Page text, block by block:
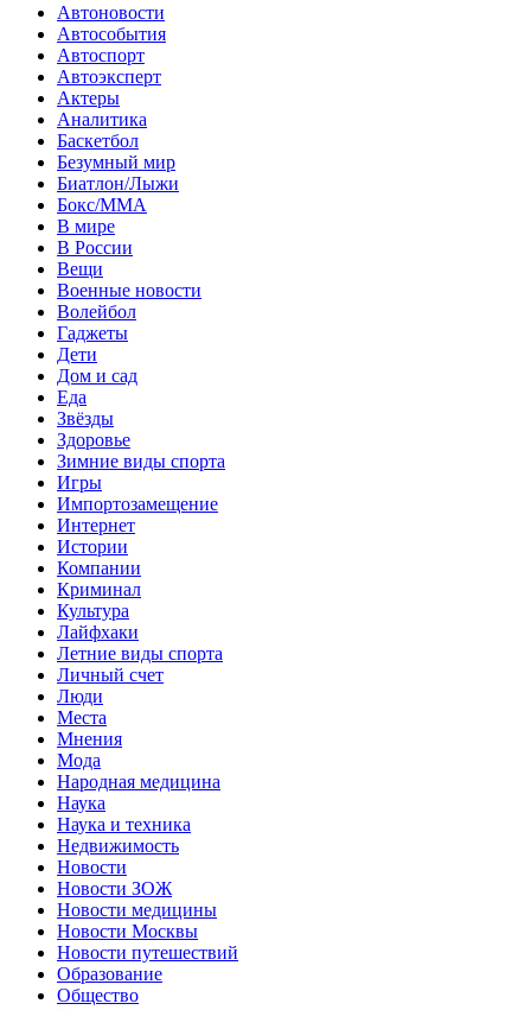
Автоновости
Автособытия
Автоспорт
Автоэксперт
Актеры
Аналитика
Баскетбол
Безумный мир
Биатлон/Лыжи
Бокс/MMA
В мире
В России
Вещи
Военные новости
Волейбол
Гаджеты
Дети
Дом и сад
Еда
Звёзды
Здоровье
Зимние виды спорта
Игры
Импортозамещение
Интернет
Истории
Компании
Криминал
Культура
Лайфхаки
Летние виды спорта
Личный счет
Люди
Места
Мнения
Мода
Народная медицина
Наука
Наука и техника
Недвижимость
Новости
Новости ЗОЖ
Новости медицины
Новости Москвы
Новости путешествий
Образование
Общество